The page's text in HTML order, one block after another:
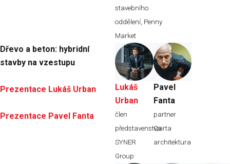
stavebního
oddělení, Penny
Market
Dřevo a beton: hybridní
stavby na vzestupu
Prezentace Lukáš Urban
Prezentace Pavel Fanta
Lukáš
Urban
člen
představenstva
SYNER
Group
Pavel
Fanta
partner
Qarta
architektura